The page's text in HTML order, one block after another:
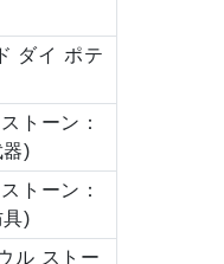
ダイ ポテ
トーン：
器)
トーン：
具)
ル ストー